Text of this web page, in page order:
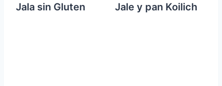
Jala sin Gluten Jale y pan Koilich